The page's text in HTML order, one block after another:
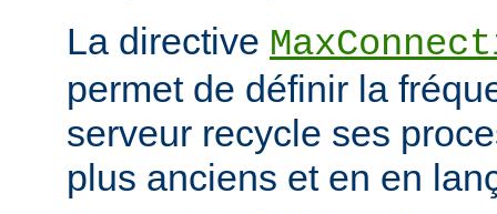
La directive
permet de définir la
serveur recycle ses
plus anciens et en en